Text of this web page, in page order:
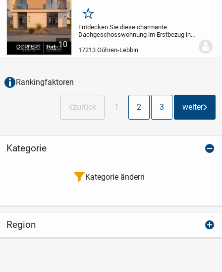
10
Merken
Entdecken Sie diese charmante
Dachgeschosswohnung im Erstbezug in
Auf einer Wohnfläche von 64,74 m²
erwartet Sie eine durchdachte
17213 Göhren-Lebbin
Rankingfaktoren
zurück 1 2 3 weiter
Kategorie
Kategorie ändern
Region